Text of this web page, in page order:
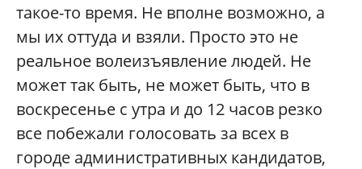
такое-то время. Не вполне возможно, а
мы их оттуда и взяли. Просто это не
реальное волеизъявление людей. Не
может так быть, не может быть, что в
воскресенье с утра и до 12 часов резко
все побежали голосовать за всех в
городе административных кандидатов,